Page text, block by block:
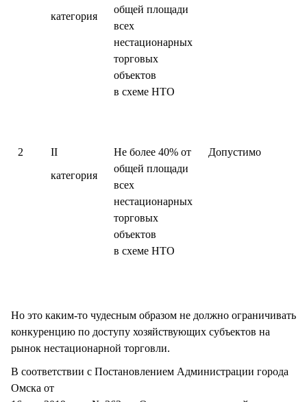
категория
общей площади
всех
нестационарных
торговых
объектов
в схеме НТО
2 II
категория
Не более 40% от
общей площади
всех
нестационарных
торговых
объектов
в схеме НТО
Допустимо
Но это каким-то чудесным образом не должно ограничивать
конкуренцию по доступу хозяйствующих субъектов на
рынок нестационарной торговли.
В соответствии с Постановлением Администрации города
Омска от